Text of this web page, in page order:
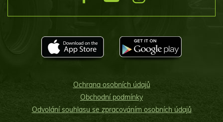
Ochrana osobních údajů
Obchodní podmínky
Odvolání souhlasu se zpracováním osobních údajů